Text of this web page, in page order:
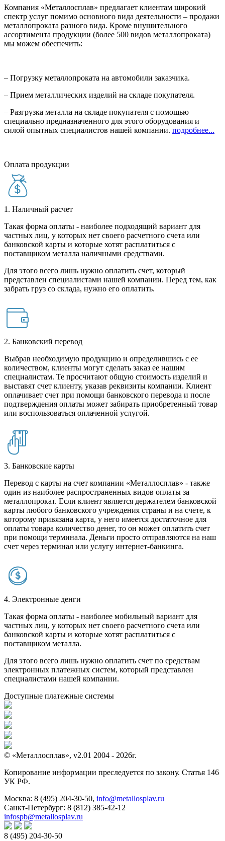
Компания «Металлосплав» предлагает клиентам широкий
спектр услуг помимо основного вида деятельности – продажи
металлопроката разного вида. Кроме внушительного
ассортимента продукции (более 500 видов металлопроката)
мы можем обеспечить:
– Погрузку металлопроката на автомобили заказчика.
– Прием металлических изделий на складе покупателя.
– Разгрузка металла на складе покупателя с помощью
специально предназначенного для этого оборудования и
силой опытных специалистов нашей компании. подробнее...
Оплата продукции
1. Наличный расчет
Такая форма оплаты - наиболее подходящий вариант для
частных лиц, у которых нет своего расчетного счета или
банковской карты и которые хотят расплатиться с
поставщиком металла наличными средствами.
Для этого всего лишь нужно оплатить счет, который
представлен специалистами нашей компании. Перед тем, как
забрать груз со склада, нужно его оплатить.
2. Банковский перевод
Выбрав необходимую продукцию и определившись с ее
количеством, клиенты могут сделать заказ ее нашим
специалистам. Те просчитают общую стоимость изделий и
выставят счет клиенту, указав реквизиты компании. Клиент
оплачивает счет при помощи банковского перевода и после
подтверждения оплаты может забирать приобретенный товар
или воспользоваться оплаченной услугой.
3. Банковские карты
Перевод с карты на счет компании «Металлосплав» - также
один из наиболее распространенных видов оплаты за
металлопрокат. Если клиент является держателем банковской
карты любого банковского учреждения страны и на счете, к
которому привязана карта, у него имеется достаточное для
оплаты товара количество денег, то он может оплатить счет
при помощи терминала. Деньги просто отправляются на наш
счет через терминал или услугу интернет-банкинга.
4. Электронные денги
Такая форма оплаты - наиболее мобильный вариант для
частных лиц, у которых нет своего расчетного счета или
банковской карты и которые хотят расплатиться с
поставщиком металла.
Для этого всего лишь нужно оплатить счет по средствам
электронных платежных систем, который представлен
специалистами нашей компании.
Доступные платежные системы
© «Металлосплав», v2.01 2004 - 2026г.
Копирование информации преследуется по закону. Статья 146
УК РФ.
Москва: 8 (495) 204-30-50, info@metallosplav.ru
Санкт-Петербург: 8 (812) 385-42-12
infospb@metallosplav.ru
8 (495) 204-30-50